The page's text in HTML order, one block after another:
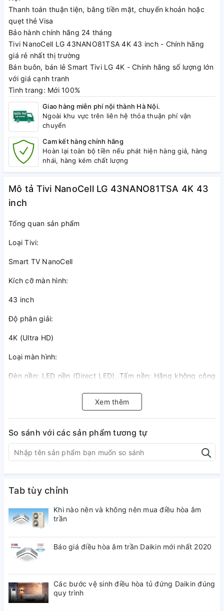
Thanh toán thuận tiện, bằng tiền mặt, chuyển khoản hoặc
quẹt thẻ Visa
Bảo hành chính hãng 24 tháng
Tivi NanoCell LG 43NANO81TSA 4K 43 inch - Chính hãng
giá rẻ nhất thị trường
Bán buôn, bán lẻ Smart Tivi LG 4K - Chính hãng số lượng lớn
với giá cạnh tranh
Tình trang: Mới 100%
Giao hàng miễn phí nội thành Hà Nội.
Ngoài khu vực trên liên hệ thỏa thuận phí vận
chuyển
Cam kết hàng chính hãng
Hoàn lại toàn bộ tiền nếu phát hiện hàng giả, hàng
nhái, hàng kém chất lượng
Mô tả Tivi NanoCell LG 43NANO81TSA 4K 43
inch
Tổng quan sản phẩm
Loại Tivi:
Smart TV NanoCell
Kích cỡ màn hình:
43 inch
Độ phân giải:
4K (Ultra HD)
Loại màn hình:
Đèn nền: LED nền (Direct LED), Tấm nền: Hãng không công
Chất liệu chân đế:
Vỏ nhựa lõi kim loại
Nơi sản xuất:
Indonesia
Năm ra mắt:
Công nghệ hình ảnh
Xem thêm
So sánh với các sản phẩm tương tự
Tab tùy chỉnh
Khi nào nên và không nên mua điều hòa âm
trần
Báo giá điều hòa âm trần Daikin mới nhất 2020
Các bước vệ sinh điều hòa tủ đứng Daikin đúng
quy trình